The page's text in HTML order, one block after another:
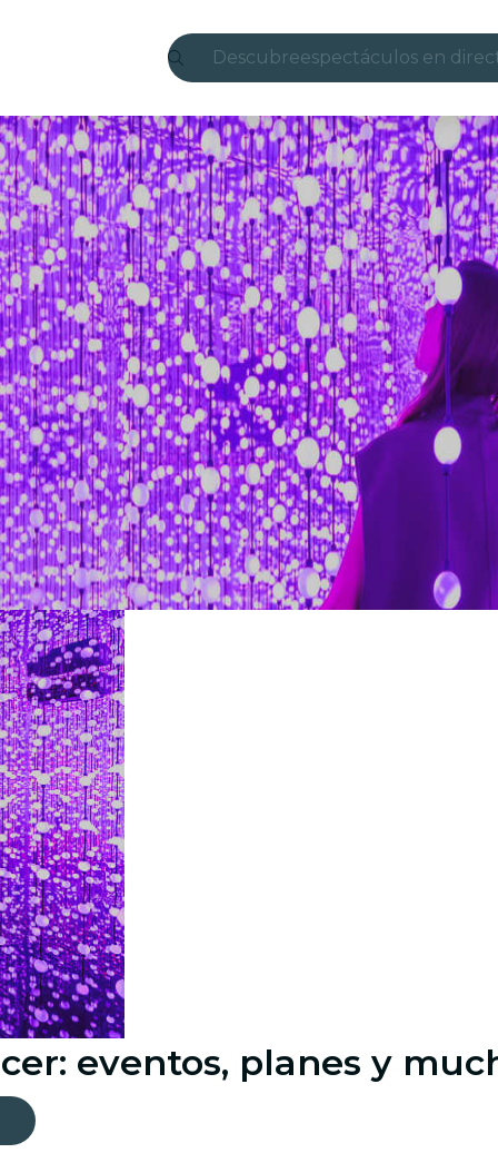
Descubreespectáculos en
candlelight
Londres
experiencias y
São Paulo
exposiciones
Seúl
recorridos por la
conciertos
restaurantes
cine
eventos, planes y